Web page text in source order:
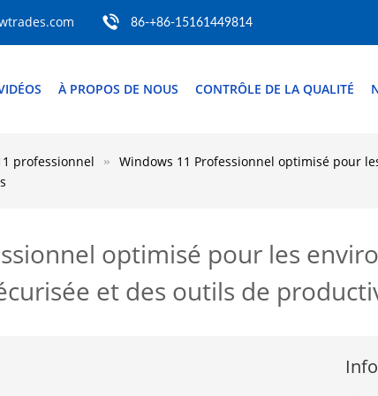
86-+86-15161449814
À PROPOS DE NOUS CONTRÔLE DE LA QUALITÉ
professionnel
Windows 11 Professionnel optimisé pour
optimisé pour les
et des outils de